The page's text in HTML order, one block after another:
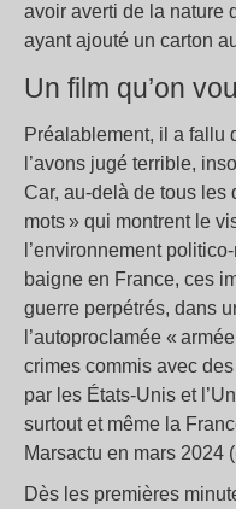
avoir averti de la nature
ayant ajouté un carton
Un film qu’on
Préalablement, il a fallu
l’avons jugé terrible,
Car, au-delà de tous les
mots » qui montrent le
l’environnement
baigne en France, ces
guerre perpétrés, dans
l’autoproclamée «
crimes commis avec
par les États-Unis et
surtout et même la
Marsactu en mars 2024 (
Dès les premières